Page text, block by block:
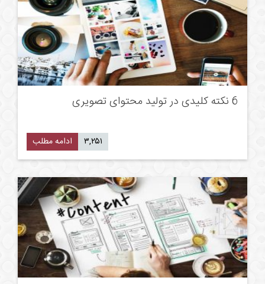
6 نکته کلیدی در تولید محتوای تصویری
ادامه مطلب ۳,۲۵۱